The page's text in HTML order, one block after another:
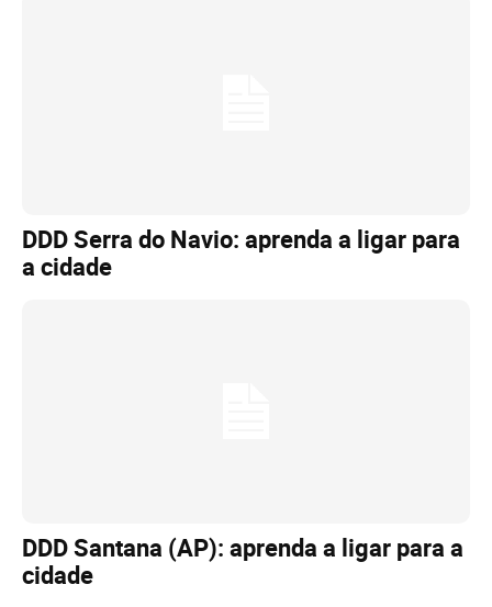
DDD Serra do Navio: aprenda a ligar para
a cidade
DDD Santana (AP): aprenda a ligar para a
cidade